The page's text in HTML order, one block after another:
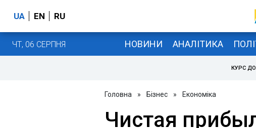
UA EN RU
ЧТ, 06 СЕРПНЯ НОВИНИ АНАЛІТИКА
КУРС
Головна » Бізнес » Економіка
Чистая